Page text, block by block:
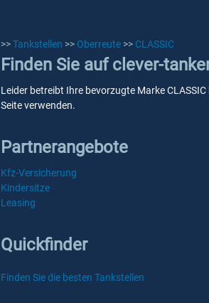
>>Tankstellen >> Oberreute >> CLASSIC
Finden Sie auf clever-
Leider betreibt Ihre bevorzugte Marke
Seite verwenden.
Partnerangebote
Kfz-Versicherung
Kindersitze
Leasing
Quickfinder
Finden Sie die besten Tankstellen